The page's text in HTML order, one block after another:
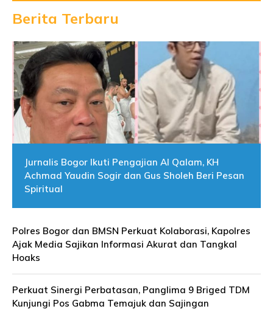
Berita Terbaru
Jurnalis Bogor Ikuti Pengajian Al Qalam, KH
Achmad Yaudin Sogir dan Gus Sholeh Beri Pesan
Spiritual
Polres Bogor dan BMSN Perkuat Kolaborasi, Kapolres
Ajak Media Sajikan Informasi Akurat dan Tangkal
Hoaks
Perkuat Sinergi Perbatasan, Panglima 9 Briged TDM
Kunjungi Pos Gabma Temajuk dan Sajingan